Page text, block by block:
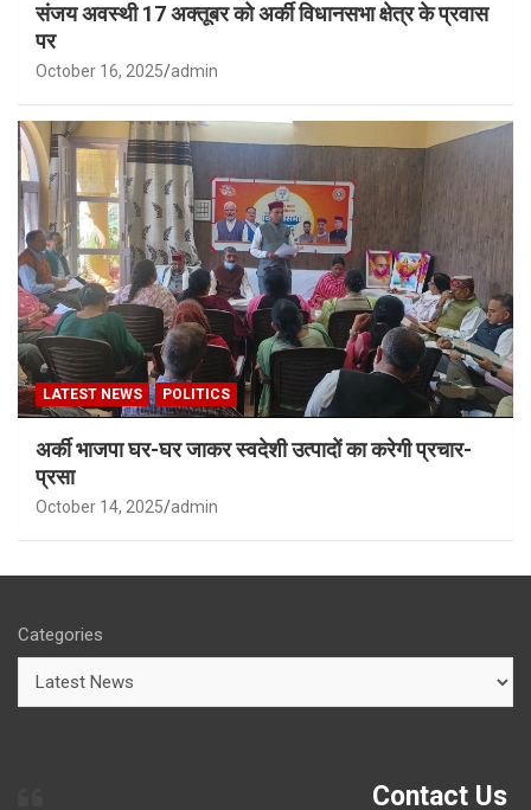
संजय अवस्थी 17 अक्तूबर को अर्की विधानसभा क्षेत्र के प्रवास
पर
October 16, 2025 admin
LATEST NEWS POLITICS
अर्की भाजपा घर-घर जाकर स्वदेशी उत्पादों का करेगी प्रचार-
प्रसा
October 14, 2025 admin
Categories
Contact Us